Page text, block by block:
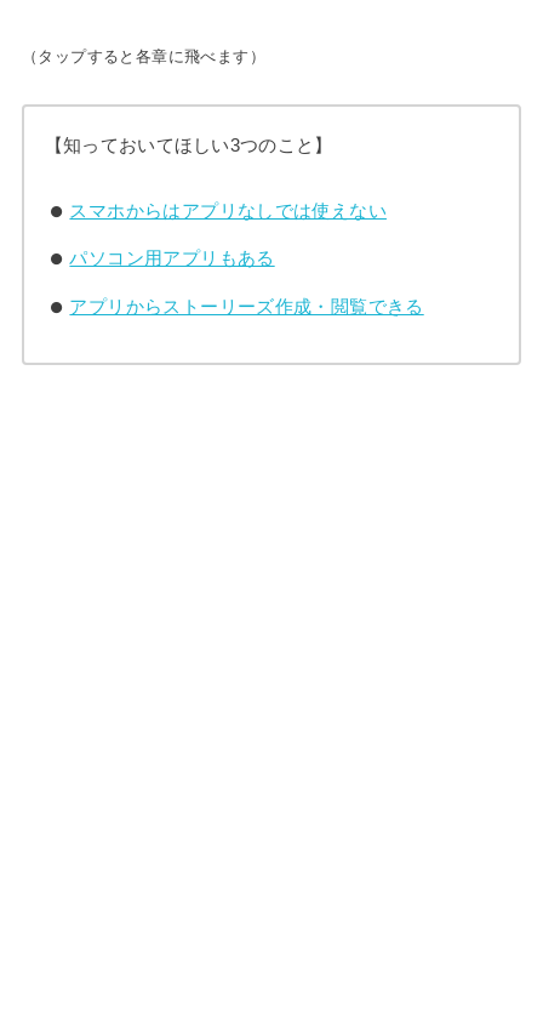
（タップすると各章に飛べます）
【知っておいてほしい3つのこと】
スマホからはアプリなしでは使えない
パソコン用アプリもある
アプリからストーリーズ作成・閲覧できる